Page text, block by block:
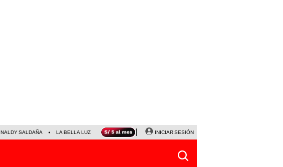
NALDY SALDAÑA LA BELLA LUZ MAGALY MEDINA SINUANO RESULTADOS HOY
INICIAR SESIÓN